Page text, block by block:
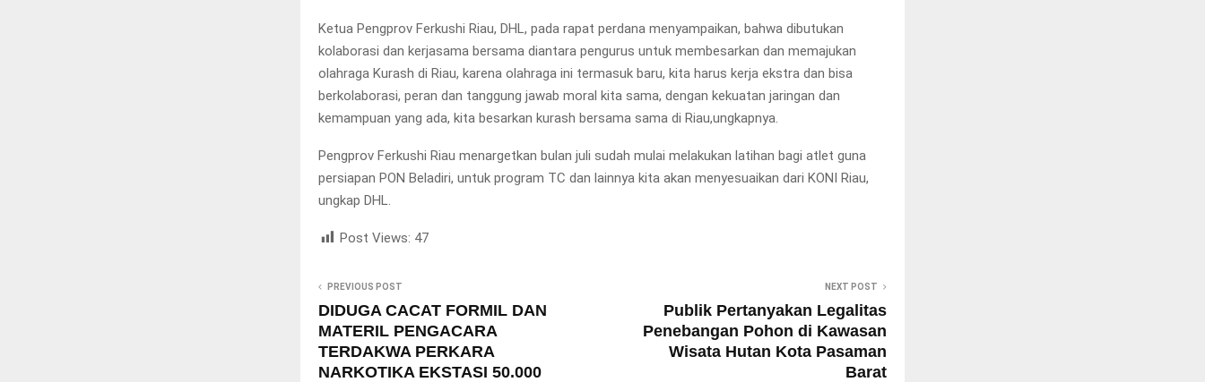
Ketua Pengprov Ferkushi Riau, DHL, pada rapat perdana menyampaikan, bahwa dibutukan
kolaborasi dan kerjasama bersama diantara pengurus untuk membesarkan dan memajukan
olahraga Kurash di Riau, karena olahraga ini termasuk baru, kita harus kerja ekstra dan bisa
berkolaborasi, peran dan tanggung jawab moral kita sama, dengan kekuatan jaringan dan
kemampuan yang ada, kita besarkan kurash bersama sama di Riau,ungkapnya.
Pengprov Ferkushi Riau menargetkan bulan juli sudah mulai melakukan latihan bagi atlet guna
persiapan PON Beladiri, untuk program TC dan lainnya kita akan menyesuaikan dari KONI Riau,
ungkap DHL.
Post Views: 47
PREVIOUS POST
DIDUGA CACAT FORMIL DAN
MATERIL PENGACARA
TERDAKWA PERKARA
NARKOTIKA EKSTASI 50.000
NEXT POST
Publik Pertanyakan Legalitas
Penebangan Pohon di Kawasan
Wisata Hutan Kota Pasaman
Barat